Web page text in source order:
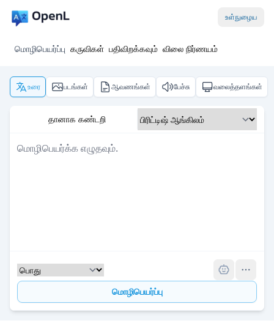
உள்நுழைய
மொழிபெயர்ப்பு கருவிகள் பதிவிறக்கவும் விலை நிர்ணயம்
உரை படங்கள் ஆவணங்கள் பேச்சு வலைத்தளங்கள்
தானாக கண்டறி
மொழிபெயர்ப்பு